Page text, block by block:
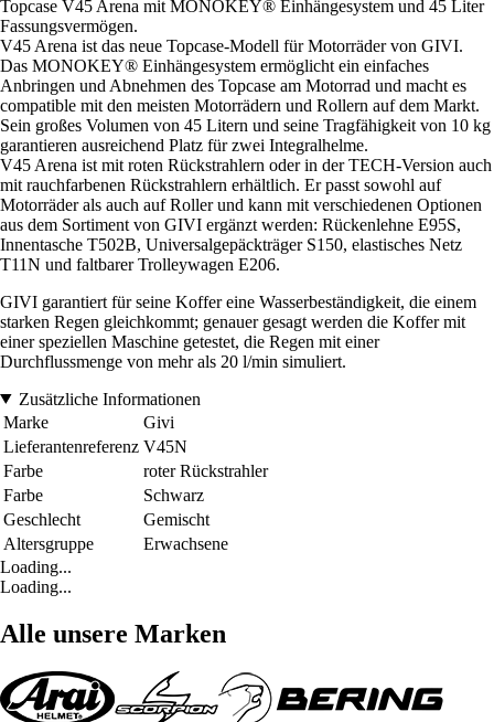
Topcase V45 Arena mit MONOKEY® Einhängesystem und 45 Liter
Fassungsvermögen.
V45 Arena ist das neue Topcase-Modell für Motorräder von GIVI.
Das MONOKEY® Einhängesystem ermöglicht ein einfaches
Anbringen und Abnehmen des Topcase am Motorrad und macht es
compatible mit den meisten Motorrädern und Rollern auf dem Markt.
Sein großes Volumen von 45 Litern und seine Tragfähigkeit von 10 kg
garantieren ausreichend Platz für zwei Integralhelme.
V45 Arena ist mit roten Rückstrahlern oder in der TECH-Version auch
mit rauchfarbenen Rückstrahlern erhältlich. Er passt sowohl auf
Motorräder als auch auf Roller und kann mit verschiedenen Optionen
aus dem Sortiment von GIVI ergänzt werden: Rückenlehne E95S,
Innentasche T502B, Universalgepäckträger S150, elastisches Netz
T11N und faltbarer Trolleywagen E206.
GIVI garantiert für seine Koffer eine Wasserbeständigkeit, die einem
starken Regen gleichkommt; genauer gesagt werden die Koffer mit
einer speziellen Maschine getestet, die Regen mit einer
Durchflussmenge von mehr als 20 l/min simuliert.
Zusätzliche Informationen
Marke
Givi
Lieferantenreferenz V45N
Farbe
roter Rückstrahler
Farbe
Schwarz
Geschlecht
Gemischt
Altersgruppe
Erwachsene
Loading...
Loading...
Alle unsere Marken